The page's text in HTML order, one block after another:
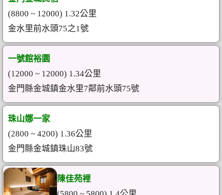
(8800 ~ 12000) 1.32公里
金水里前水頭75之1號
一號館裕園
(12000 ~ 12000) 1.34公里
金門縣金城鎮金水里7鄰前水頭75號
珠山娜一家
(2800 ~ 4200) 1.36公里
金門縣金城鎮珠山83號
陳佳苑裡